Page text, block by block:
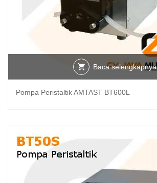
Baca selengkapnya
Pompa Peristaltik AMTAST BT600L